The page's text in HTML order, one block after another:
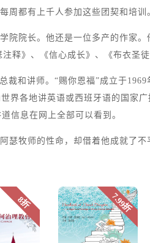
周都有上千人参加这些团契和培训
院院长。他还是一位多产的作家
释》、《信心成长》、《布衣圣
裁和讲师。“赐你恩福”成立于
界各地讲英语或西班牙语的国家
信息在网上全部可以看到。
瑟牧师的性命，却借着他成就了不